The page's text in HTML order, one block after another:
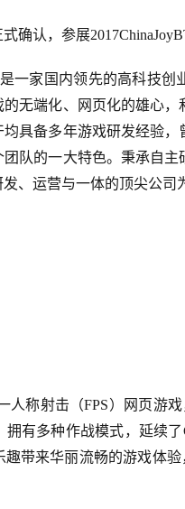
确认，参展
一家国内领先的高科技
无端化、网页化的雄心
具备多年游戏研发经验
队的一大特色。秉承自
、运营与一体的顶尖公司
人称射击（FPS）网页游
有多种作战模式，延续
带来华丽流畅的游戏体